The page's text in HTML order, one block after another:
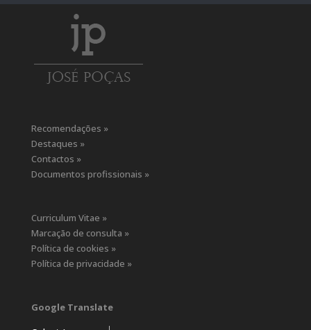
Recomendações »
Destaques »
Contactos »
Documentos profissionais »
Curriculum Vitae »
Marcação de consulta »
Política de cookies »
Política de privacidade »
Google Translate